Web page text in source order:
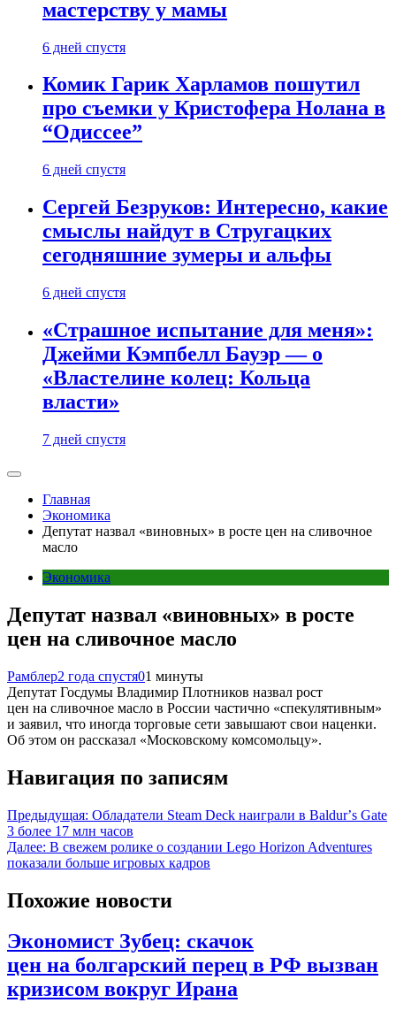
мастерству у мамы
6 дней спустя
Комик Гарик Харламов пошутил
про съемки у Кристофера Нолана в
“Одиссее”
6 дней спустя
Сергей Безруков: Интересно, какие
смыслы найдут в Стругацких
сегодняшние зумеры и альфы
6 дней спустя
«Страшное испытание для меня»:
Джейми Кэмпбелл Бауэр — о
«Властелине колец: Кольца
власти»
7 дней спустя
Главная
Экономика
Депутат назвал «виновных» в росте цен на сливочное
масло
Экономика
Депутат назвал «виновных» в росте
цен на сливочное масло
Рамблер2 года спустя01 минуты
Депутат Госдумы Владимир Плотников назвал рост
цен на сливочное масло в России частично «спекулятивным»
и заявил, что иногда торговые сети завышают свои наценки.
Об этом он рассказал «Московскому комсомольцу».
Навигация по записям
Предыдущая: Обладатели Steam Deck наиграли в Baldurʼs Gate
3 более 17 млн часов
Далее: В свежем ролике о создании Lego Horizon Adventures
показали больше игровых кадров
Похожие новости
Экономист Зубец: скачок
цен на болгарский перец в РФ вызван
кризисом вокруг Ирана